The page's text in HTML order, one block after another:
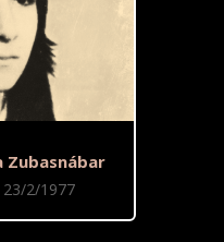
Zubasnábar
23/2/1977